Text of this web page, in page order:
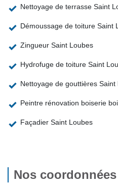
Nettoyage de terrasse Saint
Démoussage de toiture Saint
Zingueur Saint Loubes
Hydrofuge de toiture Saint
Nettoyage de gouttières Saint
Peintre rénovation boiserie
Façadier Saint Loubes
Nos coordonnées